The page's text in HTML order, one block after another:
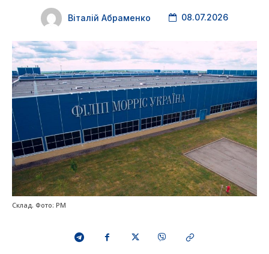
Віталій Абраменко 08.07.2026
Склад. Фото: PM